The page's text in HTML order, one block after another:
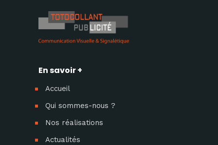
En savoir +
Accueil
Qui sommes-nous ?
Nos réalisations
Actualités